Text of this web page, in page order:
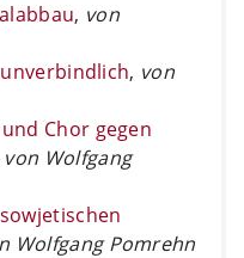
, von
, von
Chor gegen
von Wolfgang
Wolfgang Pomrehn